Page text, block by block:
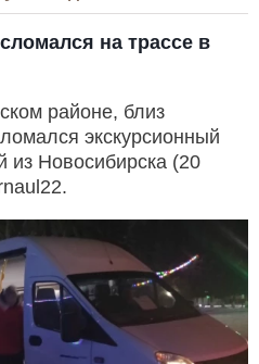
на трассе в
районе, близ
экскурсионный
из Новосибирска (20